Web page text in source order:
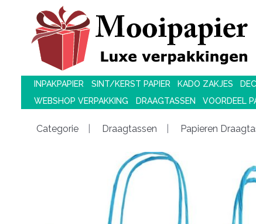
INPAKPAPIER SINT/KERST PAPIER KADO ZAKJES
WEBSHOP VERPAKKING
DRAAGTASSEN VOORDEEL
Categorie Draagtassen Papieren